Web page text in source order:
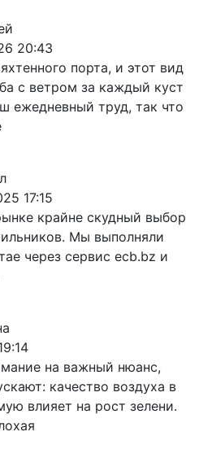
20:43
порта, и этот вид
с ветром за каждый куст
ежедневный труд, так что
17:15
крайне скудный выбор
Мы выполняли
через сервис ecb.bz и
на важный нюанс,
качество воздуха в
влияет на рост зелени.